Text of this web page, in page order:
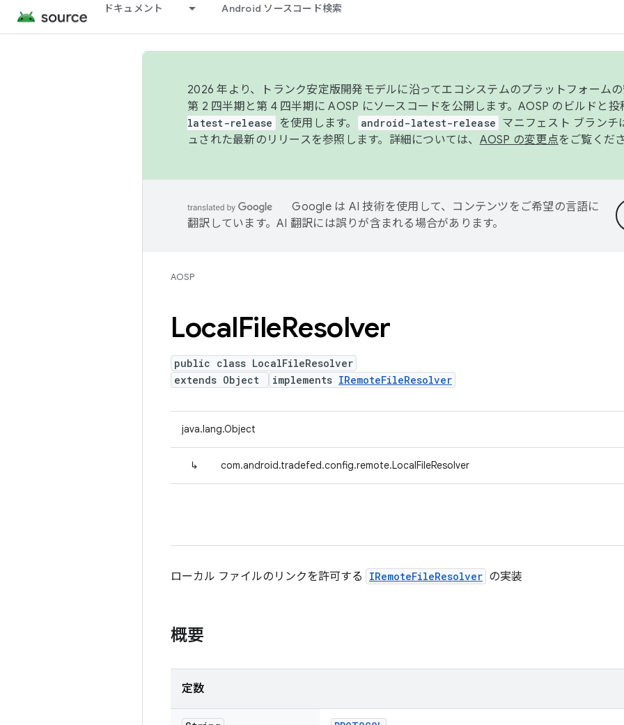
ドキュメント Android ソースコード検索
2026 年より、トランク安定版開発モデルに沿ってエコシステムのプラットフォームの
第 2 四半期と第 4 四半期に AOSP にソースコードを公開します。AOSP のビルドと投
latest-release
を使用します。 android-latest-release マニフェスト ブランチ
ュされた最新のリリースを参照します。詳細については、 AOSP の変更点をご覧くだ
Google は AI 技術を使用して、コンテンツをご希望の言語に
翻訳しています。AI 翻訳には誤りが含まれる場合があります。
AOSP
LocalFileResolver
public class LocalFileResolver
extends Object
implements IRemoteFileResolver
java.lang.Object
↳ com.android.tradefed.config.remote.LocalFileResolver
ローカル ファイルのリンクを許可する IRemoteFileResolver の実装
概要
定数